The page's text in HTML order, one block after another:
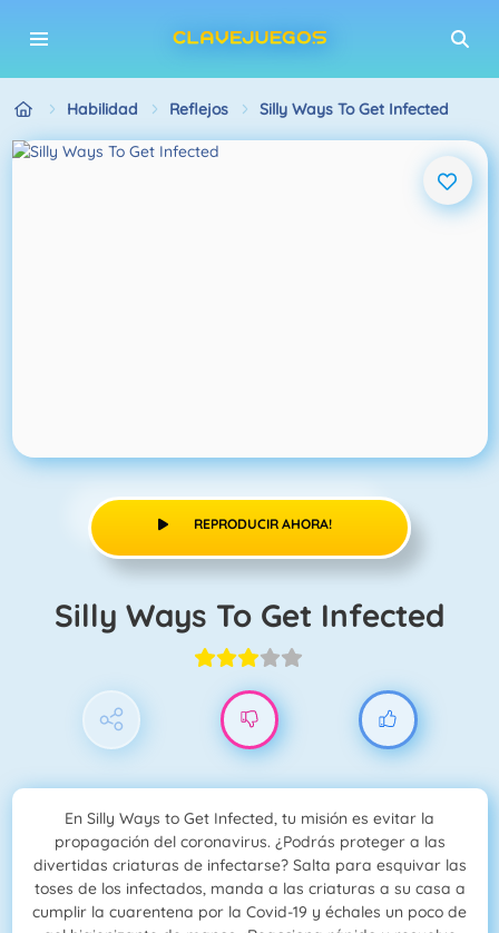
Habilidad Reflejos Silly Ways To Get Infected
REPRODUCIR AHORA!
Silly Ways To Get Infected
En Silly Ways to Get Infected, tu misión es evitar la
propagación del coronavirus. ¿Podrás proteger a las
divertidas criaturas de infectarse? Salta para esquivar las
toses de los infectados, manda a las criaturas a su casa a
cumplir la cuarentena por la Covid-19 y échales un poco de